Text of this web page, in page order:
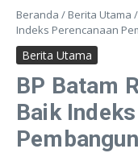
Beranda / Berita Utama /
Indeks Perencanaan
Berita Utama
BP Batam
Baik